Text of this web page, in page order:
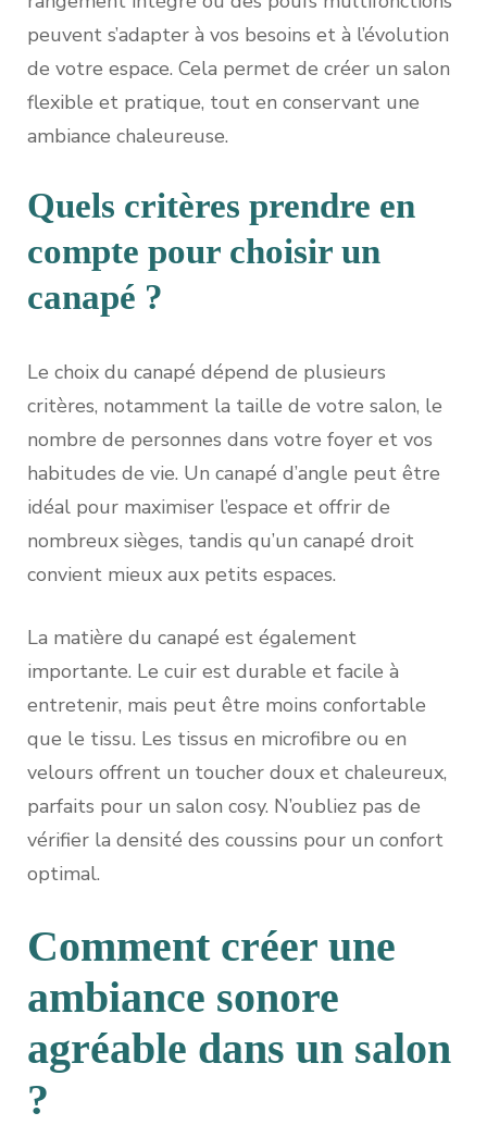
peuvent s’adapter à vos besoins et à l’évolution
de votre espace. Cela permet de créer un salon
flexible et pratique, tout en conservant une
ambiance chaleureuse.
Quels critères prendre en
compte pour choisir un
canapé ?
Le choix du canapé dépend de plusieurs
critères, notamment la taille de votre salon, le
nombre de personnes dans votre foyer et vos
habitudes de vie. Un canapé d’angle peut être
idéal pour maximiser l’espace et offrir de
nombreux sièges, tandis qu’un canapé droit
convient mieux aux petits espaces.
La matière du canapé est également
importante. Le cuir est durable et facile à
entretenir, mais peut être moins confortable
que le tissu. Les tissus en microfibre ou en
velours offrent un toucher doux et chaleureux,
parfaits pour un salon cosy. N’oubliez pas de
vérifier la densité des coussins pour un confort
optimal.
Comment créer une
ambiance sonore
agréable dans un salon
?